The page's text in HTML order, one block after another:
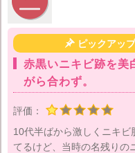
ピックアッ
赤黒いニキビ跡を
がら合わず。
評価：
10代半ばから激しくニキ
てるけど、当時の名残りの